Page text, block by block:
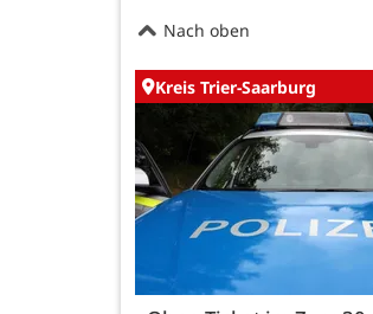
Nach oben
Kreis Trier-Saarburg